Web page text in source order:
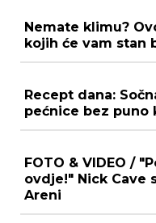
Nemate klimu?
kojih će vam stan
Recept dana:
pećnice bez puno
FOTO & VIDEO /
ovdje!" Nick Cave
Areni